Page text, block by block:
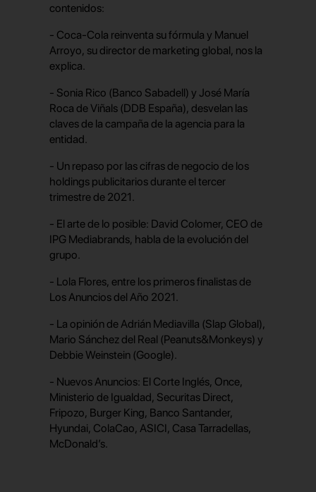
contenidos:
- Coca-Cola reinventa su fórmula y Manuel
Arroyo, su director de marketing global, nos la
explica.
- Sonia Rico (Banco Sabadell) y José María
Roca de Viñals (DDB España), desvelan las
claves de la campaña de la agencia para la
entidad.
- Un repaso por las cifras de negocio de los
holdings publicitarios durante el tercer
trimestre de 2021.
- El arte de lo posible: David Colomer, CEO de
IPG Mediabrands, habla de la evolución del
grupo.
- Lola Flores, entre los primeros finalistas de
Los Anuncios del Año 2021.
- La opinión de Adrián Mediavilla (Slap Global),
Mario Sánchez del Real (Peanuts&Monkeys) y
Debbie Weinstein (Google).
- Nuevos Anuncios: El Corte Inglés, Once,
Ministerio de Igualdad, Securitas Direct,
Fripozo, Burger King, Banco Santander,
Hyundai, ColaCao, ASICI, Casa Tarradellas,
McDonald’s.